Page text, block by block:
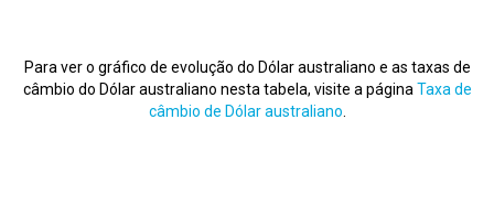
Para ver o gráfico de evolução do Dólar australiano e as taxas de
câmbio do Dólar australiano nesta tabela, visite a página Taxa de
câmbio de Dólar australiano